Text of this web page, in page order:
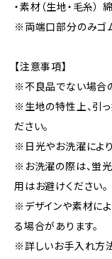
・素材（生地・毛糸）
※両端口部分のみゴ
【注意事項】
※不良品でない場合
※生地の特性上、引っ
ださい。
※日光やお洗濯によ
※お洗濯の際は、蛍
用はお避けください。
※デザインや素材に
る場合があります。
※詳しいお手入れ方